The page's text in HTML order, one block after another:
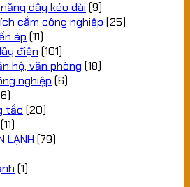
dây kéo dài (9)
cắm công nghiệp (25)
áp (11)
điện (101)
hộ, văn phòng (18)
nghiệp (6)
tắc (20)
(11)
LẠNH (79)
(1)